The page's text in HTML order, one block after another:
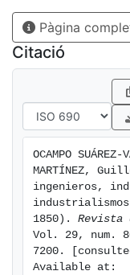
arancelarias
librecambio) ni en
economía social,
Pàgina
Citació
OCAMPO
MARTÍNEZ,
ingenieros,
1850).
Vol. 29, num.
7200.
Available at: